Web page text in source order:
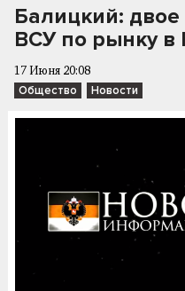
Балицкий:
ВСУ по рынку в
17 Июня 20:08
Общество Новости